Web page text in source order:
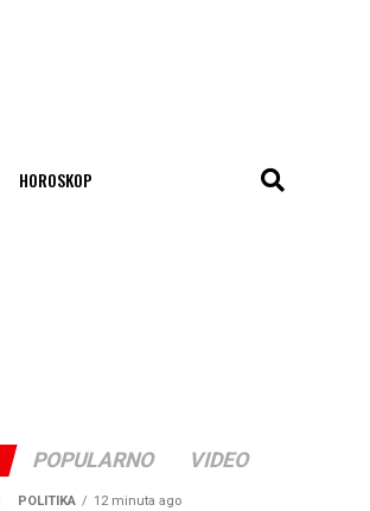
HOROSKOP
POPULARNO VIDEO
POLITIKA 12 minuta ago